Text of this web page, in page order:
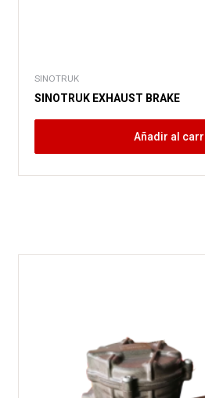
SINOTRUK
SINOTRUK EXHAUST BRAKE
Añadir al